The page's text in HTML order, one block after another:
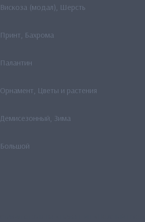
Вискоза (модал), Шерсть
Принт, Бахрома
Палантин
Орнамент, Цветы и растения
Демисезонный, Зима
Большой